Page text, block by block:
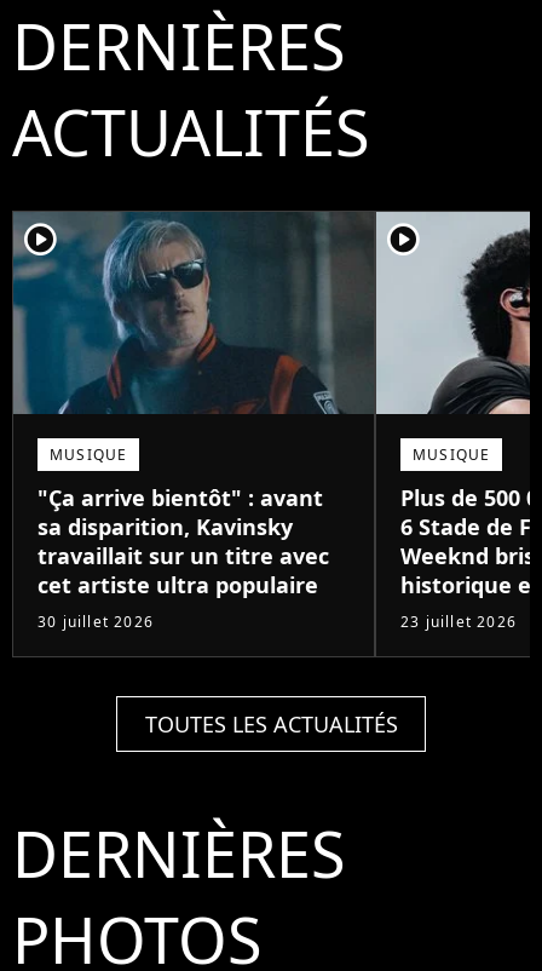
DERNIÈRES
ACTUALITÉS
player2
MUSIQUE
"Ça arrive bientôt" : avant
sa disparition, Kavinsky
travaillait sur un titre avec
cet artiste ultra populaire
30 juillet 2026
player2
MUSIQUE
Plus de 500
6 Stade de
Weeknd
historique
23 juillet 2026
TOUTES LES ACTUALITÉS
DERNIÈRES
PHOTOS